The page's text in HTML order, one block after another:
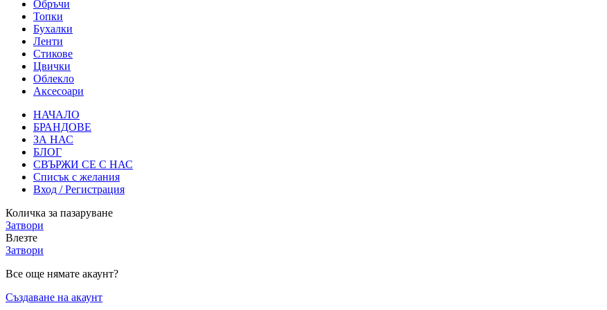
Обръчи
Топки
Бухалки
Ленти
Стикове
Цвички
Облекло
Аксесоари
НАЧАЛО
БРАНДОВЕ
ЗА НАС
БЛОГ
СВЪРЖИ СЕ С НАС
Списък с желания
Вход / Регистрация
Количка за пазаруване
Затвори
Влезте
Затвори
Все още нямате акаунт?
Създаване на акаунт